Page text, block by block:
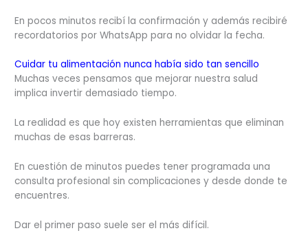
En pocos minutos recibí la confirmación y además recibiré
recordatorios por WhatsApp para no olvidar la fecha.
Cuidar tu alimentación nunca había sido tan sencillo
Muchas veces pensamos que mejorar nuestra salud
implica invertir demasiado tiempo.
La realidad es que hoy existen herramientas que eliminan
muchas de esas barreras.
En cuestión de minutos puedes tener programada una
consulta profesional sin complicaciones y desde donde te
encuentres.
Dar el primer paso suele ser el más difícil.